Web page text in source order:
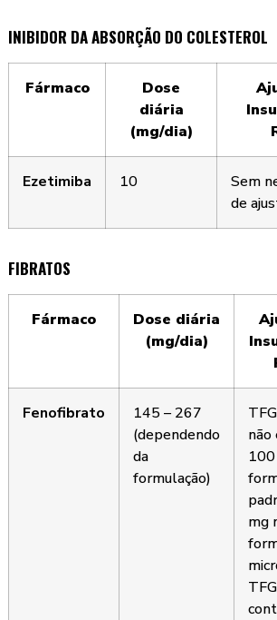
INIBIDOR DA ABSORÇÃO DO COLESTEROL
Fármaco
Dose
diária
(mg/dia)
Ezetimiba 10
Sem
de
FIBRATOS
Fármaco
Dose diária
(mg/dia)
Fenofibrato
145 – 267
(dependendo
da
formulação)
não
mg